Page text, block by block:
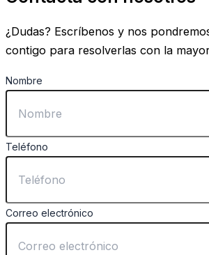
¿Dudas? Escríbenos y nos
contigo para resolverlas con la
Nombre
Teléfono
Correo electrónico